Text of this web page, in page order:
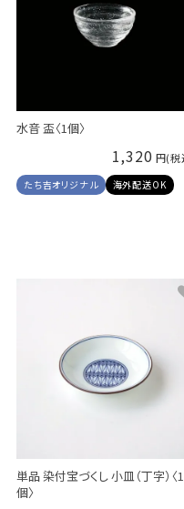
水音 盃〈1個〉
1,320
たち吉オリジナル 海外配送OK
単品 染付宝づくし 小皿（丁字）〈1
個〉